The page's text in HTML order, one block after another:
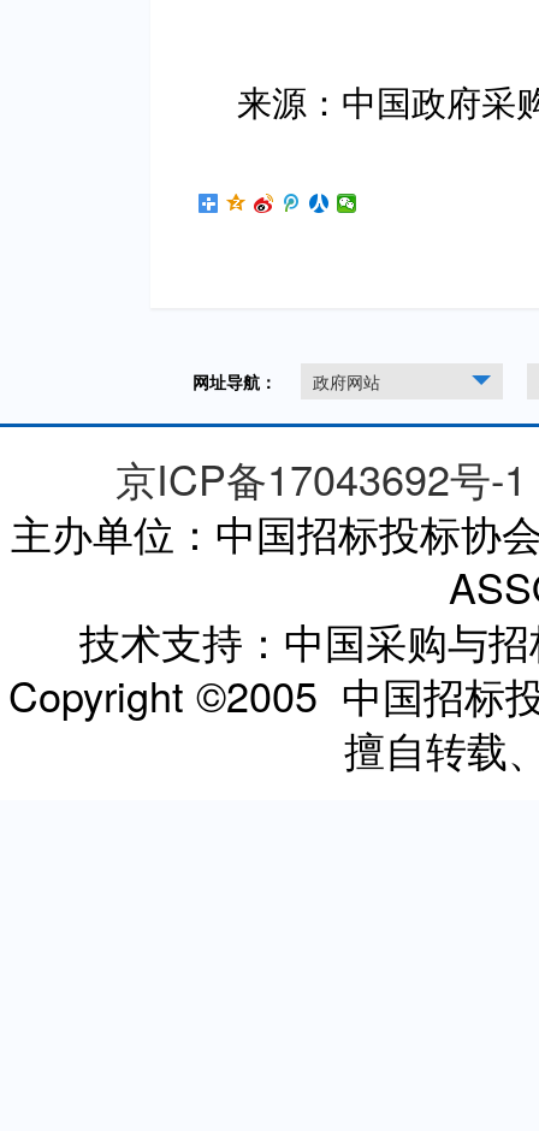
来源：中国政府采
网址导航： 政府网站
京ICP备17043692号-1
主办单位：中国招标投标协
技术支持：中国采购与
Copyright ©2005 中国招标
擅自转载